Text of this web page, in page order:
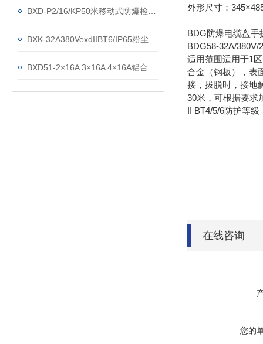
外形尺寸：
BDG防爆电缆盘手
BDG58-32A/380V/
适用范围适用于1
合金（钢板），表
接，拔脱时，接地
30米，可根据要求
II BT4/5/6防护等级
在线咨询
您的